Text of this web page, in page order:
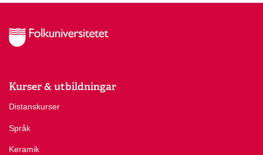
Kurser & utbildningar
Distanskurser
Språk
Keramik